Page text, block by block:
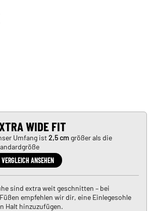
WIDE FIT
Umfang ist2,5 cmgrößer als die
VERGLEICH ANSEHEN
sind extra weit geschnitten – bei
empfehlen wir dir, eine Einlegesohle
Halt hinzuzufügen.